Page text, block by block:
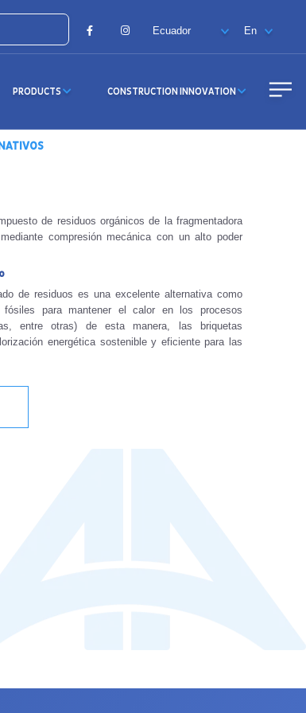
FacebookInstagram
PRODUCTS CONSTRUCTION INNOVATION
de residuos orgánicos de la fragmentadora
compresión mecánica con un alto poder
de residuos es una excelente alternativa como
para mantener el calor en los procesos
entre otras) de esta manera, las briquetas
energética sostenible y eficiente para las